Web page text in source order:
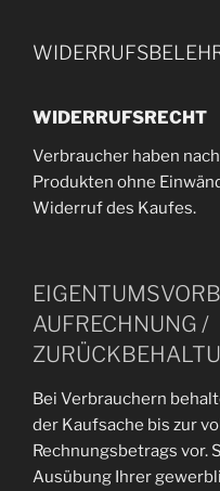
WIDERRUFSRECHT
Verbraucher haben
Produkten ohne
Widerruf des Kaufes.
AUFRECHNUNG /
Bei Verbrauchern
der Kaufsache bis zur
Rechnungsbetrags vor.
Ausübung Ihrer